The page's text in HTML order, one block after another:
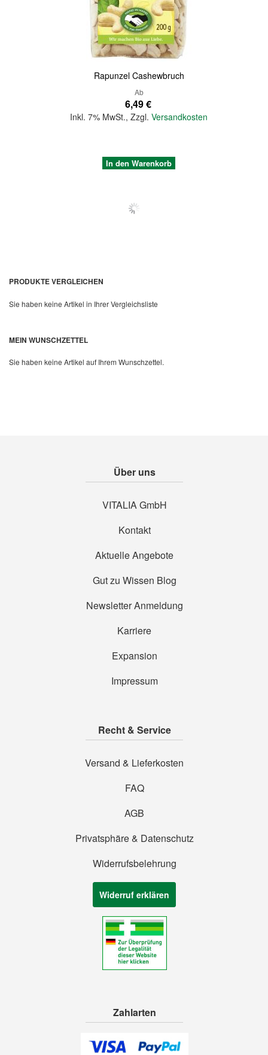
Rapunzel Cashewbruch
Ab
6,49 €
Inkl. 7% MwSt.,Zzgl.Versandkosten
In den Warenkorb
PRODUKTE VERGLEICHEN
Sie haben keine Artikel in Ihrer Vergleichsliste
MEIN WUNSCHZETTEL
Sie haben keine Artikel auf Ihrem Wunschzettel.
Über uns
VITALIA GmbH
Kontakt
Aktuelle Angebote
Gut zu Wissen Blog
Newsletter Anmeldung
Karriere
Expansion
Impressum
Recht & Service
Versand & Lieferkosten
FAQ
AGB
Privatsphäre & Datenschutz
Widerrufsbelehrung
Widerruf erklären
Zahlarten